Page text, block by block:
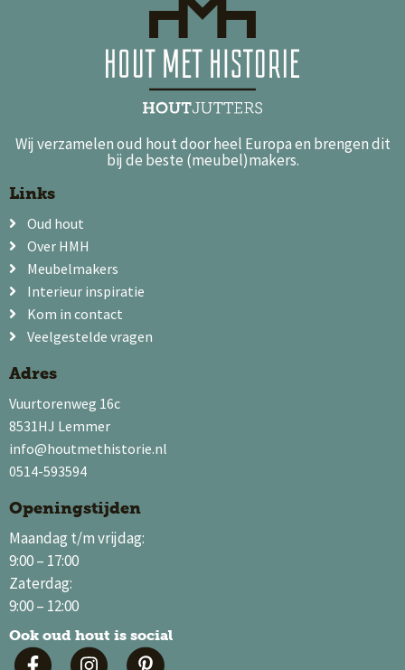
Wij verzamelen oud hout door heel Europa en brengen dit
bij de beste (meubel)makers.
Links
Oud hout
Over HMH
Meubelmakers
Interieur inspiratie
Kom in contact
Veelgestelde vragen
Adres
Vuurtorenweg 16c
8531HJ Lemmer
info@houtmethistorie.nl
0514-593594
Openingstijden
Maandag t/m vrijdag:
9:00 – 17:00
Zaterdag:
9:00 – 12:00
Ook oud hout is social